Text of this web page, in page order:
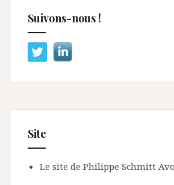
Suivons-nous !
Site
Le site de Philippe Schmitt